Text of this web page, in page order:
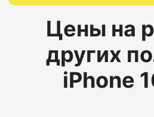
Цены на
других
iPhone